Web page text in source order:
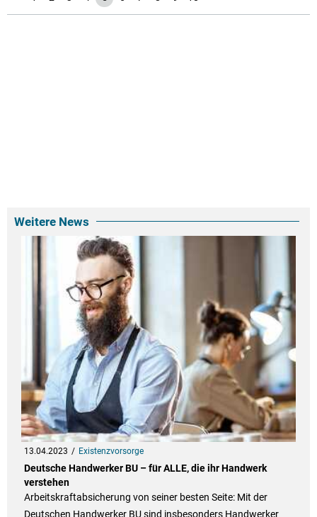
Weitere News
13.04.2023 Existenzvorsorge
Deutsche Handwerker BU – für ALLE, die ihr Handwerk
verstehen
Arbeitskraftabsicherung von seiner besten Seite: Mit der
Deutschen Handwerker BU sind insbesonders Handwerker